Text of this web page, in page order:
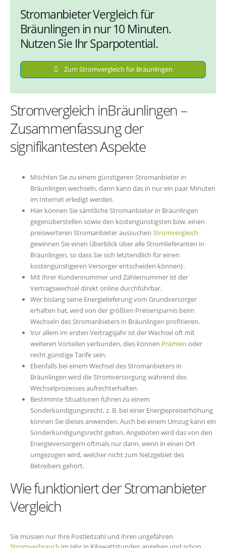
Stromanbieter Vergleich für
Bräunlingen in nur 10 Minuten.
Nutzen Sie Ihr Sparpotential.
Zum Stromvergleich für Bräunlingen
Stromvergleich inBräunlingen –
Zusammenfassung der
signifikantesten Aspekte
Möchten Sie zu einem günstigeren Stromanbieter in
Bräunlingen wechseln, dann kann das in nur ein paar Minuten
im Internet erledigt werden.
Hier können Sie sämtliche Stromanbieter in Bräunlingen
gegenüberstellen sowie den kostengünstigsten bzw. einen
preiswerteren Stromanbieter aussuchen Stromvergleich
gewinnen Sie einen Überblick über alle Stromlieferanten in
Bräunlingen, so dass Sie sich letztendlich für einen
kostengünstigeren Versorger entscheiden können}.
Mit Ihrer Kundennummer und Zählernummer ist der
Vertragswechsel direkt online durchführbar.
Wer bislang seine Energielieferung vom Grundversorger
erhalten hat, wird von der größten Preisersparnis beim
Wechseln des Stromanbieters in Bräunlingen profitieren.
Vor allem im ersten Vertragsjahr ist der Wechsel oft mit
weiteren Vorteilen verbunden, dies können Prämien oder
recht günstige Tarife sein.
Ebenfalls bei einem Wechsel des Stromanbieters in
Bräunlingen wird die Stromversorgung während des
Wechselprozesses aufrechterhalten.
Bestimmte Situationen führen zu einem
Sonderkündigungsrecht, z. B. bei einer Energiepreiserhöhung
können Sie dieses anwenden. Auch bei einem Umzug kann ein
Sonderkündigungsrecht gelten. Angeboten wird das von den
Energieversorgern oftmals nur dann, wenn in einen Ort
umgezogen wird, welcher nicht zum Netzgebiet des
Betreibers gehört.
Wie funktioniert der Stromanbieter
Vergleich
Sie müssen nur Ihre Postleitzahl und ihren ungefähren